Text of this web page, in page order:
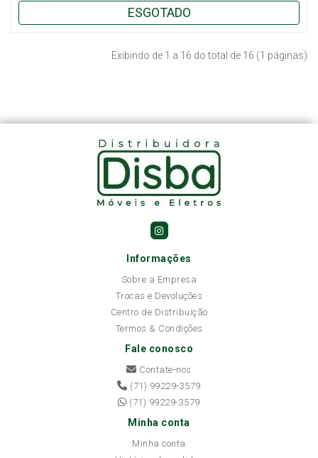
ESGOTADO
Exibindo de 1 a 16 do total de 16 (1 páginas)
Informações
Sobre a Empresa
Trocas e Devoluções
Centro de Distribuição
Termos & Condições
Fale conosco
Contate-nos
(71) 99229-3579
(71) 99229-3579
Minha conta
Minha conta